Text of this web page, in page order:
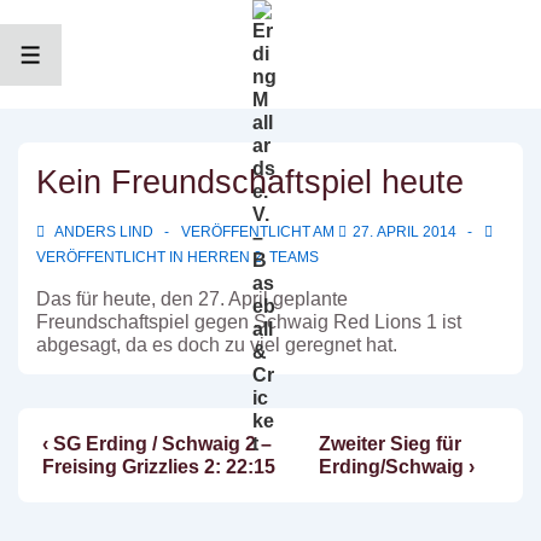
InhaltMENÜ
Kein Freundschaftspiel heute
ANDERS LIND VERÖFFENTLICHT AM
27. APRIL 2014
VERÖFFENTLICHT IN HERREN 2, TEAMS
Das für heute, den 27. April geplante
Freundschaftspiel gegen Schwaig Red Lions 1 ist
abgesagt, da es doch zu viel geregnet hat.
Beitragsnavigation
Vorheriger
Beitrag
‹ SG Erding / Schwaig 2 –
Freising Grizzlies 2: 22:15
Nächster
Beitrag
Zweiter Sieg für
Erding/Schwaig ›